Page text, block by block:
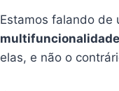
Estamos falando de
multifuncionalidade
elas, e não o